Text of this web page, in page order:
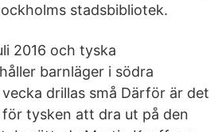
stadsbibliotek.
2016 och tyska
barnläger i södra
drillas små Därför är det
tysken att dra ut på den